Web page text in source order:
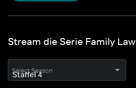
Stream die Serie Family Law
Select Season